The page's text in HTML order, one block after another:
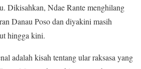
Dikisahkan, Ndae Rante menghilang
Danau Poso dan diyakini masih
hingga kini.
adalah kisah tentang ular raksasa yang